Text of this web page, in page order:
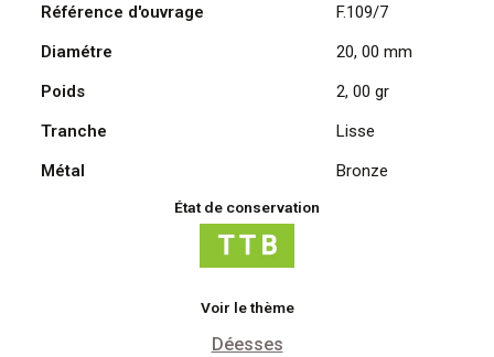
Référence d'ouvrage
F.109/7
Diamétre
20, 00 mm
Poids
2, 00 gr
Tranche
Lisse
Métal
Bronze
État de conservation
Voir le thème
Déesses